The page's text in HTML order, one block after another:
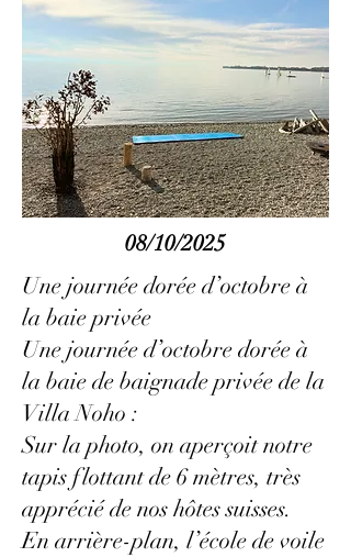
08/10/2025
Une journée dorée d’octobre à
la baie privée
Une journée d’octobre dorée à
la baie de baignade privée de la
Villa Noho :
Sur la photo, on aperçoit notre
tapis flottant de 6 mètres, très
apprécié de nos hôtes suisses.
En arrière-plan, l’école de voile